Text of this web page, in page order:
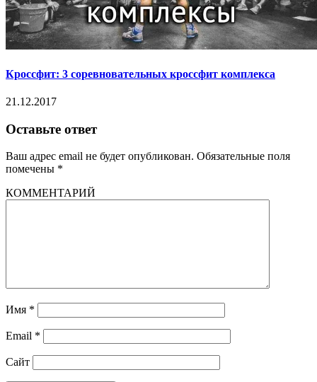
Кроссфит: 3 соревновательных кроссфит комплекса
21.12.2017
Оставьте ответ
Ваш адрес email не будет опубликован. Обязательные поля
помечены *
КОММЕНТАРИЙ
Имя *
Email *
Сайт